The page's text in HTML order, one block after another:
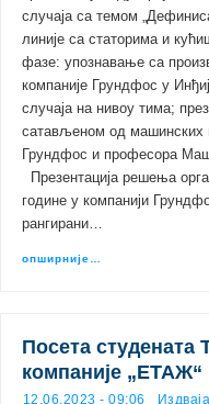
случаја са темом
линије са статорима и
фазе: упознавање са
компаније Грундфос у
случаја на нивоу тима;
сатављеном од машинских
Грундфос и професора
Презентација решења
године у компанији
рангирани…
опширније…
Посета студената
компаније „ЕТАЖ“
12.06.2023 - 09:06